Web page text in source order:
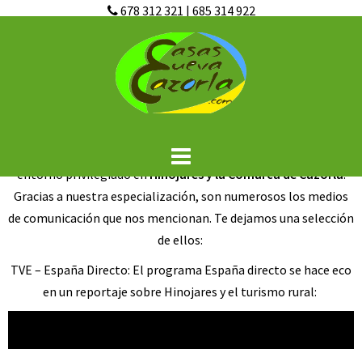
678 312 321 | 685 314 922
Saltar
al
contenido
Enlaces
Casas cueva Cazorlason un conjunto de alojamientos
casas rurales de calidad
entorno privilegiado enHinojares y la Comarca de Cazorla.
Gracias a nuestra especialización, son numerosos los medios
de comunicación que nos mencionan. Te dejamos una selección
de ellos:
TVE – España Directo: El programa España directo se hace eco
en un reportaje sobre Hinojares y el turismo rural: